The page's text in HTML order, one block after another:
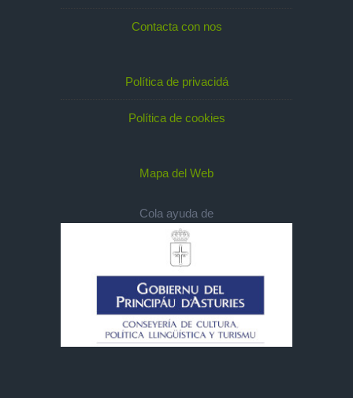
Contacta con nos
Política de privacidá
Política de cookies
Mapa del Web
Cola ayuda de